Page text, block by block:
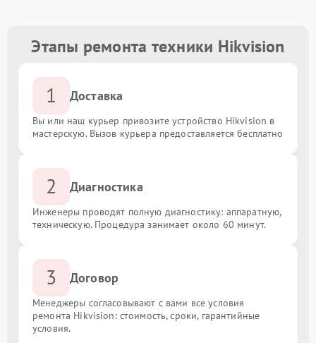
Этапы ремонта техники Hikvision
1 Доставка
Вы или наш курьер привозите устройство Hikvision в
мастерскую. Вызов курьера предоставляется бесплатно
2 Диагностика
Инженеры проводят полную диагностику: аппаратную,
техническую. Процедура занимает около 60 минут.
3 Договор
Менеджеры согласовывают с вами все условия
ремонта Hikvision: стоимость, сроки, гарантийные
условия.